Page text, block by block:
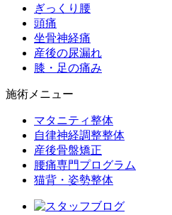
ぎっくり腰
頭痛
坐骨神経痛
産後の尿漏れ
膝・足の痛み
施術メニュー
マタニティ整体
自律神経調整整体
産後骨盤矯正
腰痛専門プログラム
猫背・姿勢整体